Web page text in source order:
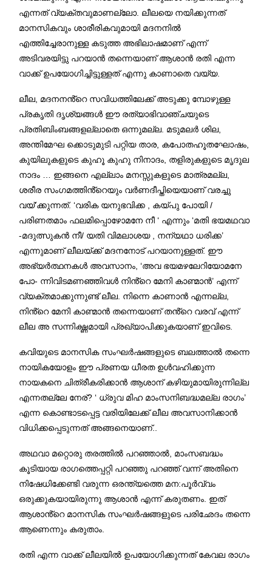
എന്നത് വ്യക്തവുമാണല്ലോ. ലീലയെ നയിക്കുന്നത്
മാനസികവും ശാരീരികവുമായി മദനനിൽ
എത്തിച്ചേരാനുള്ള കടുത്ത അഭിലാഷമാണ് എന്ന്
അടിവരയിട്ടു പറയാൻ തന്നെയാണ് ആശാൻ രതി എന്ന
വാക്ക് ഉപയോഗിച്ചിട്ടുള്ളത് എന്നു കാണാതെ വയ്യ.
ലീല, മദനനൻ്റെ സവിധത്തിലേക്ക് അടുക്കു മ്പോഴുള്ള
പ്രകൃതി ദൃശ്യങ്ങൾ ഈ രത്യാഭിവാഞ്ചയുടെ
പ്രതിബിംബങ്ങളല്ലാതെ ഒന്നുമല്ല. മടുമലർ ശില,
അന്തിമേഘ ക്കൊടുമുടി പറ്റിയ താര, കപോതഹൂതഘോഷം,
കുയിലുകളുടെ കുഹൂ കുഹു നിനാദം, തളിരുകളുടെ മൃദുല
നാദം … ഇങ്ങനെ എല്ലാം മനസ്സുകളുടെ മാത്രമല്ല,
ശരീര സംഗമത്തിൻ്റെയും വർണദീപ്തിയെയാണ് വരച്ചു
വയ്’ക്കുന്നത്. ‘വരിക യനുഭവിക്ക , കയ്പു പോയി /
പരിണതമാം ഫലമിപ്പൊഴോമനേ നീ ‘ എന്നും ‘മതി ഭയമഥവാ
-മദുത്സുകൻ നീ/ യതി വിമലാശയ , നന്യഥാ ധരിക്ക’
എന്നുമാണ് ലീലയ്ക്ക് മദനനോട് പറയാനുള്ളത്. ഈ
അഭ്യർത്ഥനകൾ അവസാനം, ‘അവ ഭയമഴലേറിയോമനേ
പോ- ന്നിവിടമണഞ്ഞിവൾ നിൻ്റെ മേനി കാണ്മാൻ’ എന്ന്
വ്യക്തമാക്കുന്നുണ്ട് ലീല. നിന്നെ കാണാൻ എന്നല്ല,
നിൻ്റെ മേനി കാണ്മാൻ തന്നെയാണ് തൻ്റെ വരവ് എന്ന്
ലീല അ സന്നിഗ്ദ്ധമായി പ്രഖ്യാപിക്കുകയാണ് ഇവിടെ.
കവിയുടെ മാനസിക സംഘർഷങ്ങളുടെ ബലത്താൽ തന്നെ
നായികയോളം ഈ പ്രണയ ധീരത ഉൾവഹിക്കുന്ന
നായകനെ ചിത്രീകരിക്കാൻ ആശാന് കഴിയുമായിരുന്നില്ല
എന്നതല്ലേ നേര്? ‘ ധ്രുവ മിഹ മാംസനിബദ്ധമല്ല രാഗം’
എന്ന കൊണ്ടാടപ്പെട്ട വരിയിലേക്ക് ലീല അവസാനിക്കാൻ
വിധിക്കപ്പെടുന്നത് അങ്ങനെയാണ്..
അഥവാ മറ്റൊരു തരത്തിൽ പറഞ്ഞാൽ, മാംസബദ്ധം
കൂടിയായ രാഗത്തെപ്പറ്റി പറഞ്ഞു പറഞ്ഞ് വന്ന് അതിനെ
നിഷേധിക്കേണ്ടി വരുന്ന ഒരന്ത്യത്തെ മന:പൂർവ്വം
ഒരുക്കുകയായിരുന്നു ആശാൻ എന്ന് കരുതണം. ഇത്
ആശാൻ്റെ മാനസിക സംഘർഷങ്ങളുടെ പരിഛേദം തന്നെ
ആണെന്നും കരുതാം.
രതി എന്ന വാക്ക് ലീലയിൽ ഉപയോഗിക്കുന്നത് കേവല രാഗം